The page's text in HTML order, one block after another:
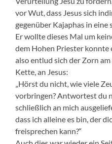
vor Wut, dass Jesus sich
gegenüber Kajaphas in eine
Er wollte dieses Mal um
dem Hohen Priester konnte
also entlud sich der Zorn
Kette, an Jesus:
„Hörst du nicht, wie viele
vorbringen? Antwortest du
schließlich an mich
dass ich alleine es bin, der
freisprechen kann?“